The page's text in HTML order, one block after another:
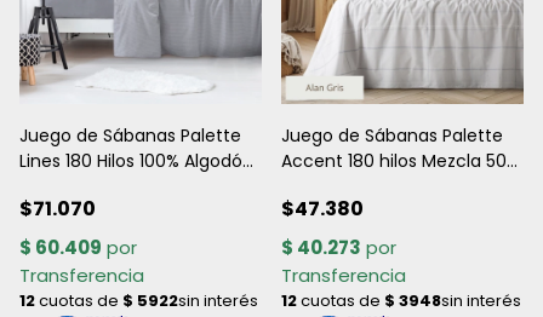
Juego de Sábanas Palette
Lines 180 Hilos 100% Algodón
Celeste y Beige
$71.070
Juego de Sábanas Palette
Accent 180 hilos Mezcla 50%
Medidas Varias
$47.380